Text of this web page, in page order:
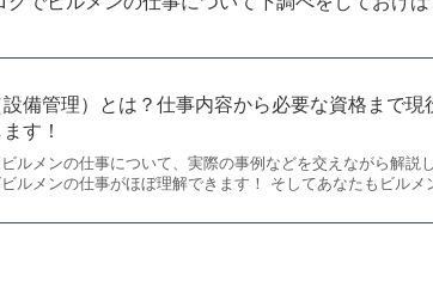
設備管理）とは？仕事内容から必要な資格まで現
す！
ルメンの仕事について、実際の事例などを交えながら解説
ルメンの仕事がほぼ理解できます！ そしてあなたもビルメ